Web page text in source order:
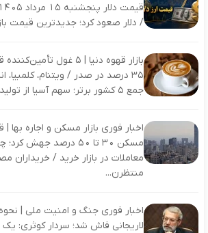
/ دلار صعود کرد؛ جدیدترین قیمت
بازار قهوه دنیا | ۵ غول
۳۵ درصد در صدر / ویتنام، کلمبیا،
جمع ۵ کشور برتر؛ سهم آسیا از تولید جهانی ...
اخبار فوری بازار مسکن و اجاره
مسکن ۳۰ تا ۵۰ درصد
معاملات در بازار خرید / خریداران
منتظرن...
اخبار فوری جنگ و امنیت ملی |
لاریجانی فاش شد؛ سردار کوثری: